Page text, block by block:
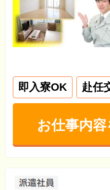
即入寮OK 赴任
お仕事内